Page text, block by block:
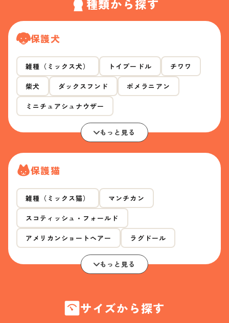
種類から探す
保護犬
雑種（ミックス犬） トイプードル チワワ
柴犬 ダックスフンド ポメラニアン
ミニチュアシュナウザー
もっと見る
保護猫
雑種（ミックス猫） マンチカン
スコティッシュ・フォールド
アメリカンショートヘアー ラグドール
もっと見る
サイズから探す